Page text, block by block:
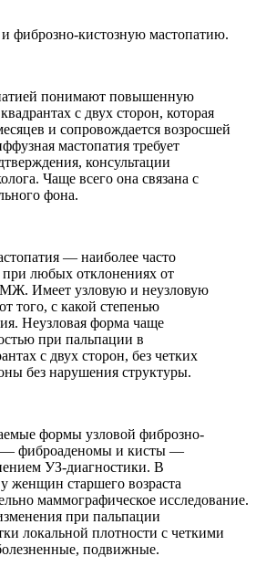
фиброзно-кистозную мастопатию.
понимают повышенную
с двух сторон, которая
и сопровождается возросшей
мастопатия требует
консультации
Чаще всего она связана с
фона.
— наиболее часто
любых отклонениях от
МЖ. Имеет узловую и неузловую
того, с какой степенью
Неузловая форма чаще
при пальпации в
с двух сторон, без четких
без нарушения структуры.
формы узловой фиброзно-
— фиброаденомы и кисты —
УЗ-диагностики. В
женщин старшего возраста
маммографическое исследование.
при пальпации
локальной плотности с четкими
подвижные.